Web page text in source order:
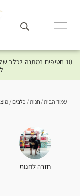
10 חטיפים במתנה לכלב
עמוד הבית / חנות / כלבים /
חזרה לחנות